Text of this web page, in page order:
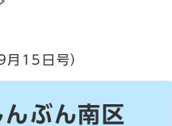
月15日号）
ぶん南区